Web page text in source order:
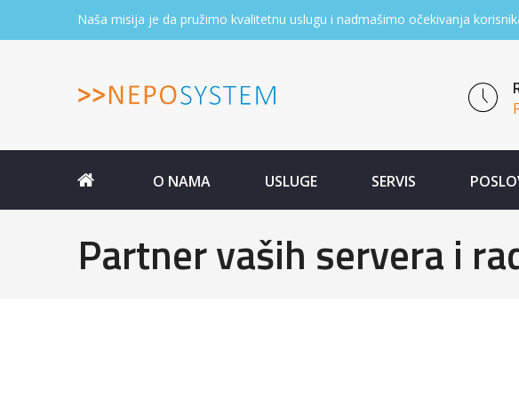
Naša misija je da pružimo kvalitetnu uslugu i nadmašimo očekivanja
O NAMA USLUGE SERVIS
Partner vaših servera i